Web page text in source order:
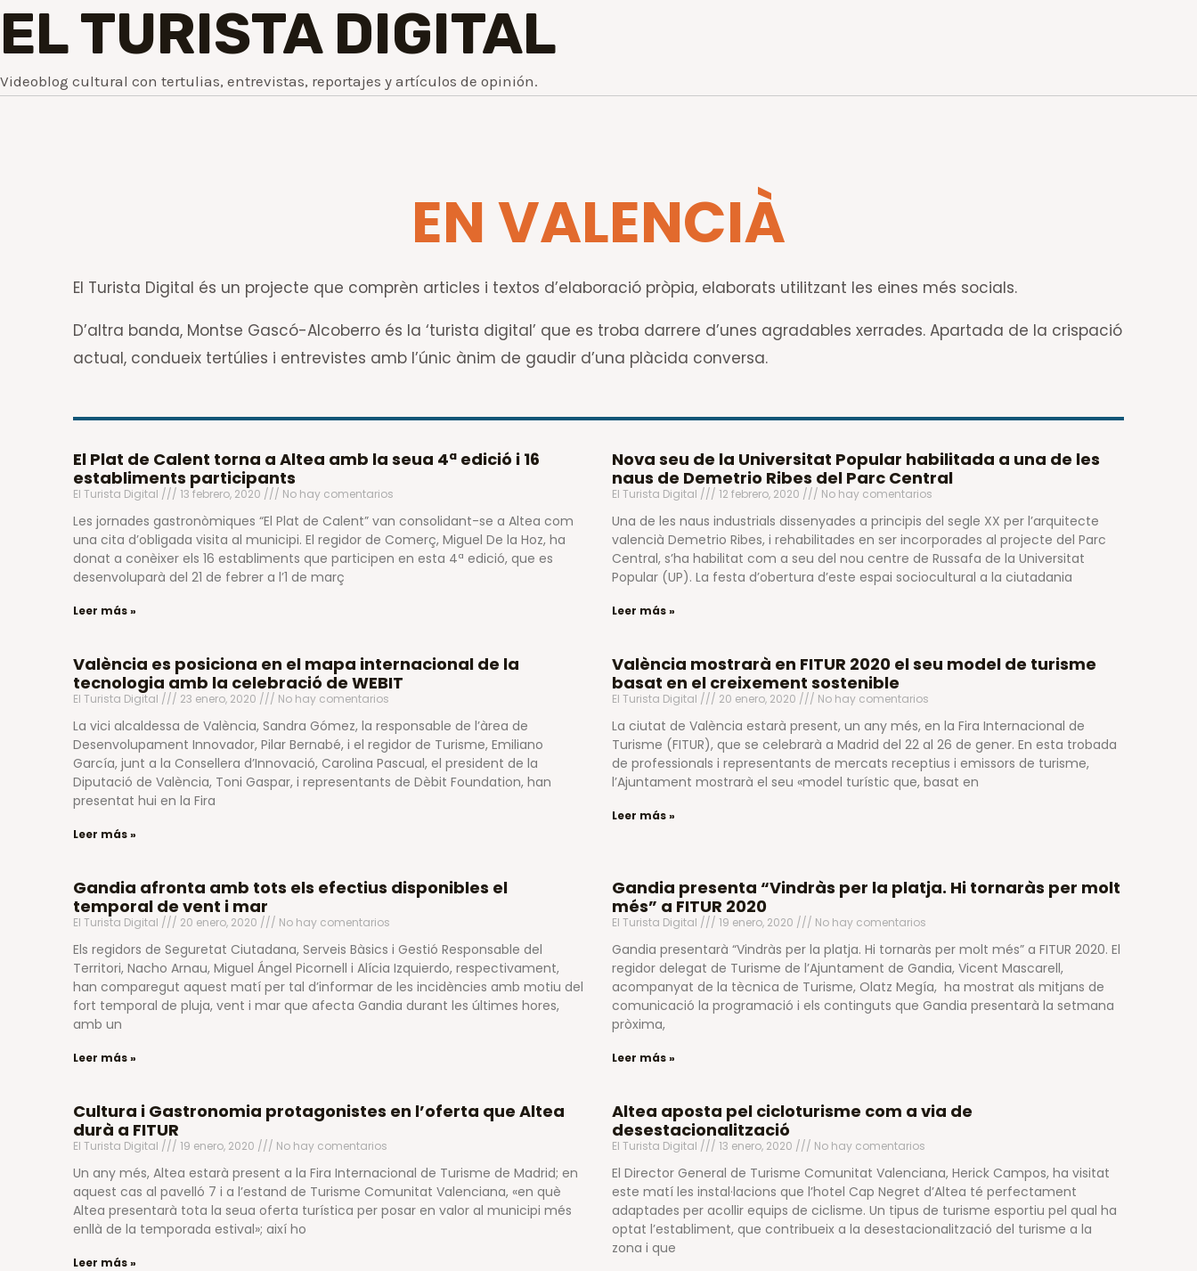
EL TURISTA DIGITAL
Videoblog cultural con tertulias, entrevistas, reportajes y artículos de opinión.
EN VALENCIÀ
El Turista Digital és un projecte que comprèn articles i textos d’elaboració pròpia, elaborats utilitzant les eines més socials.
D’altra banda, Montse Gascó-Alcoberro és la ‘turista digital’ que es troba darrere d’unes agradables xerrades. Apartada de la crispació
actual, condueix tertúlies i entrevistes amb l’únic ànim de gaudir d’una plàcida conversa.
El Plat de Calent torna a Altea amb la seua 4ª edició i 16
establiments participants
El Turista Digital 13 febrero, 2020 No hay comentarios
Les jornades gastronòmiques “El Plat de Calent” van consolidant-se a Altea com
una cita d’obligada visita al municipi. El regidor de Comerç, Miguel De la Hoz, ha
donat a conèixer els 16 establiments que participen en esta 4ª edició, que es
desenvoluparà del 21 de febrer a l’1 de març
Leer más »
Nova seu de la Universitat Popular habilitada a una de les
naus de Demetrio Ribes del Parc Central
El Turista Digital 12 febrero, 2020 No hay comentarios
Una de les naus industrials dissenyades a principis del segle XX per l’arquitecte
valencià Demetrio Ribes, i rehabilitades en ser incorporades al projecte del Parc
Central, s’ha habilitat com a seu del nou centre de Russafa de la Universitat
Popular (UP). La festa d’obertura d’este espai sociocultural a la ciutadania
Leer más »
València es posiciona en el mapa internacional de la
tecnologia amb la celebració de WEBIT
El Turista Digital 23 enero, 2020 No hay comentarios
La vici alcaldessa de València, Sandra Gómez, la responsable de l’àrea de
Desenvolupament Innovador, Pilar Bernabé, i el regidor de Turisme, Emiliano
García, junt a la Consellera d’Innovació, Carolina Pascual, el president de la
Diputació de València, Toni Gaspar, i representants de Dèbit Foundation, han
presentat hui en la Fira
Leer más »
València mostrarà en FITUR 2020 el seu model de turisme
basat en el creixement sostenible
El Turista Digital 20 enero, 2020 No hay comentarios
La ciutat de València estarà present, un any més, en la Fira Internacional de
Turisme (FITUR), que se celebrarà a Madrid del 22 al 26 de gener. En esta trobada
de professionals i representants de mercats receptius i emissors de turisme,
l’Ajuntament mostrarà el seu «model turístic que, basat en
Leer más »
Gandia afronta amb tots els efectius disponibles el
temporal de vent i mar
El Turista Digital 20 enero, 2020 No hay comentarios
Els regidors de Seguretat Ciutadana, Serveis Bàsics i Gestió Responsable del
Territori, Nacho Arnau, Miguel Ángel Picornell i Alícia Izquierdo, respectivament,
han comparegut aquest matí per tal d’informar de les incidències amb motiu del
fort temporal de pluja, vent i mar que afecta Gandia durant les últimes hores,
amb un
Leer más »
Gandia presenta “Vindràs per la platja. Hi tornaràs per molt
més” a FITUR 2020
El Turista Digital 19 enero, 2020 No hay comentarios
Gandia presentarà “Vindràs per la platja. Hi tornaràs per molt més” a FITUR 2020. El
regidor delegat de Turisme de l’Ajuntament de Gandia, Vicent Mascarell,
acompanyat de la tècnica de Turisme, Olatz Megía, ha mostrat als mitjans de
comunicació la programació i els continguts que Gandia presentarà la setmana
pròxima,
Leer más »
Cultura i Gastronomia protagonistes en l’oferta que Altea
durà a FITUR
El Turista Digital 19 enero, 2020 No hay comentarios
Un any més, Altea estarà present a la Fira Internacional de Turisme de Madrid; en
aquest cas al pavelló 7 i a l’estand de Turisme Comunitat Valenciana, «en què
Altea presentarà tota la seua oferta turística per posar en valor al municipi més
enllà de la temporada estival»; així ho
Leer más »
Altea aposta pel cicloturisme com a via de
desestacionalització
El Turista Digital 13 enero, 2020 No hay comentarios
El Director General de Turisme Comunitat Valenciana, Herick Campos, ha visitat
este matí les instal·lacions que l’hotel Cap Negret d’Altea té perfectament
adaptades per acollir equips de ciclisme. Un tipus de turisme esportiu pel qual ha
optat l’establiment, que contribueix a la desestacionalització del turisme a la
zona i que